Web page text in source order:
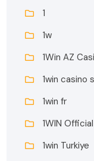
1
1w
1Win AZ
1win casino
1win fr
1WIN
1win Turkiye